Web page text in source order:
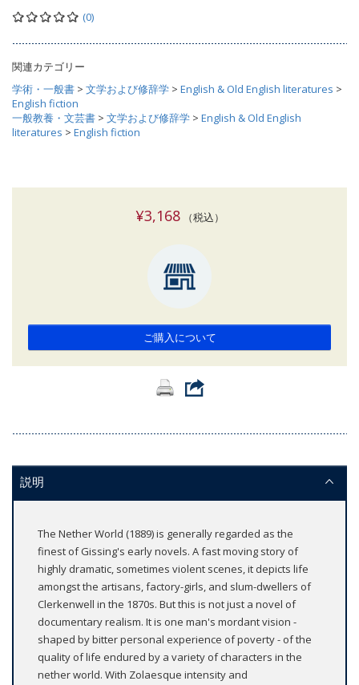
(0)
関連カテゴリー
学術・一般書 > 文学および修辞学 > English & Old English literatures >
English fiction
一般教養・文芸書 > 文学および修辞学 > English & Old English
literatures > English fiction
¥3,168（税込）
ご購入について
説明
The Nether World (1889) is generally regarded as the
finest of Gissing's early novels. A fast moving story of
highly dramatic, sometimes violent scenes, it depicts life
amongst the artisans, factory-girls, and slum-dwellers of
Clerkenwell in the 1870s. But this is not just a novel of
documentary realism. It is one man's mordant vision -
shaped by bitter personal experience of poverty - of the
quality of life endured by a variety of characters in the
nether world. With Zolaesque intensity and